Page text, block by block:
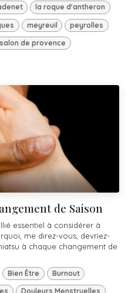
la roque d'antheron
meyreuil peyrolles
salon de provence
de Saison
essentiel à considérer à
me direz-vous, devriez-
à chaque changement de
Bien Être Burnout
Douleurs Menstruelles